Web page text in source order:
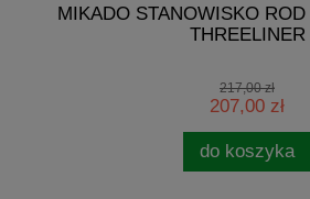
MIKADO STANOWISKO
THREELINER
217,00 zł
207,00 zł
do koszyka